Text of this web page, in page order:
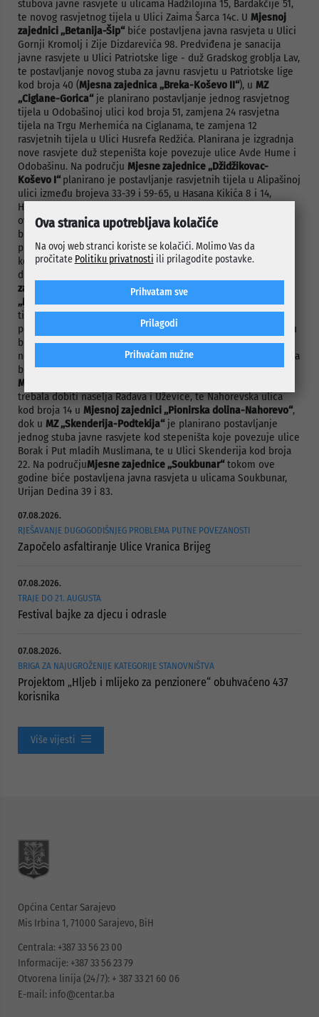
stubova javne rasvjete u ulicama Hadžilojina 15, Bardakčije 51,
te novog rasvjetnog tijela u Ulici Zaima Šarca 14c. U Mjesnoj
zajednici „Betanija-Šip“ biće postavljena javna rasvjeta u Ulici
Gornji Kromolj i Zije Dizdarevića 98. Predviđena je sanacija
javne rasvjete u Ulici Patriotske lige - duž Gradskog groblja Lav,
te postavljanje novog stuba za javnu rasvjetu u Patriotske lige
kod broja 40 (Mjesna zajednica „Breka-Koševo II“), u MZ
„Ciglane-Gorica“ je planirano postavljanje jednog rasvjetnog
tijela u Odobašinoj ulici kod broja 51, zamjena 24 rasvjetna
tijela na Trgu Merhemića na Ciglanama, te zamjena 12
rasvjetnih tijela u Ulici Husrefa Redžića. Planirana je izgradnja
nove rasvjete duž stepeništa koje povezuje ulice Avde Hume i
Odobašinu. Na području Mjesne zajednice „Džidžikovac-
Koševo I“ planirano je postavljanje rasvjetnih tijela u Alipašinoj
ulici između brojeva 33-39 i 59-65, u Hasana Kikića 8 i 14,
Hadži-Idrizova 39, Josipa Vancaša 26-28. Nova rasvjeta tokom
ove godine treba biti postavljena i u ulici 105. motorizovane
brigade 16-16a, na spoju ulica 105. mtbr i Branka Galeba, te je
planirano postavljanje dodatnih rasvjetnih tijela na stepeništu
koje povezuje ulice Alberta Fortisa i Kaukčijina, kao i zamjena
dotrajalih drvenih stubova u Ulici Braće Kadić (
zajednica „Hrastovi-Mrkovići“). Na području
„Marijin dvor-Crni vrh“, osim zamjene dotrajalih rasvjetnih
tijela duž Kranjčevićeve ulice, također je planirano
postavljanje stubova ulične rasvjete u pomenutoj ulici između
brojeva 2-34, 13-21 i 15-43. Također je planirano postavljanje
novog rasvjetnog tijela u pasažu u Ulici Dolina 11. Nova rasvjeta
biće postavljena u Ulici Mehmeda Šakira Kurtćehajića u
Mjesnoj zajednici „Mejtaš Bjelave“.
trebala dobiti naselja Radava i Uževice, te Nahorevska ulica
kod broja 14 u Mjesnoj zajednici „Pionirska dolina-Nahorevo“,
dok u MZ „Skenderija-Podtekija“ je planirano postavljanje
jednog stuba javne rasvjete kod stepeništa koje povezuje ulice
Borak i Put mladih Muslimana, te u Ulici Skenderija kod broja
22. Na područjuMjesne zajednice „Soukbunar“ tokom ove
godine biće postavljena javna rasvjeta u ulicama Soukbunar,
Urijan Dedina 39 i 83.
07.08.2026.
RJEŠAVANJE DUGOGODIŠNJEG PROBLEMA PUTNE POVEZANOSTI
Započelo asfaltiranje Ulice Vranica Brijeg
07.08.2026.
TRAJE DO 21. AUGUSTA
Festival bajke za djecu i odrasle
07.08.2026.
BRIGA ZA NAJUGROŽENIJE KATEGORIJE STANOVNIŠTVA
Projektom „Hljeb i mlijeko za penzionere“ obuhvaćeno 437
korisnika
Više vijesti
Općina Centar Sarajevo
Mis Irbina 1, 71000 Sarajevo, BiH
Centrala: +387 33 56 23 00
Informacije: +387 33 56 23 79
Otvorena linija (24/7): + 387 33 21 60 06
E-mail: info@centar.ba
Ova stranica upotrebljava kolačiće
Na ovoj web stranci koriste se kolačići. Molimo Vas da
pročitate Politiku privatnosti ili prilagodite postavke.
Prihvaćam nužne
Prilagodi
Prihvatam sve